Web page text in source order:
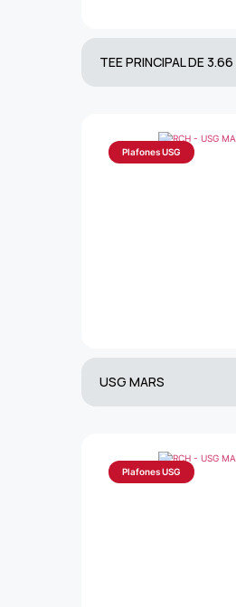
TEE PRINCIPAL DE 3.66
Plafones USG
USG MARS
Plafones USG